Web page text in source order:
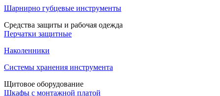
Шарнирно губцевые инструменты
Средства защиты и рабочая одежда
Перчатки защитные
Наколенники
Системы хранения инструмента
Щитовое оборудование
Шкафы с монтажной платой